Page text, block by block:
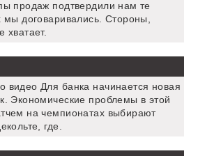
продаж подтвердили нам те
мы договаривались. Стороны,
хватает.
видео Для банка начинается новая
Экономические проблемы в этой
на чемпионатах выбирают
где.